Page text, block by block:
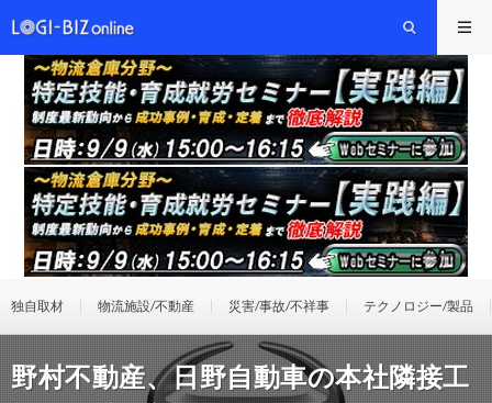
独自取材 物流施設/不動産 災害/事故/不祥事 テクノロジー/製品
野村不動産、日野自動車の本社隣接工